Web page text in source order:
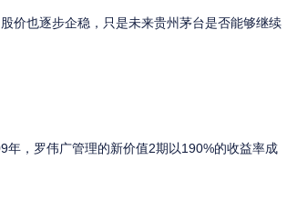
也逐步企稳，只是未来贵州茅台是否能够继续
，罗伟广管理的新价值2期以190%的收益率成